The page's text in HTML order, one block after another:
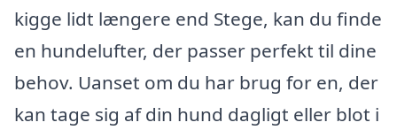
kigge lidt længere end Stege, kan du finde
en hundelufter, der passer perfekt til dine
behov. Uanset om du har brug for en, der
kan tage sig af din hund dagligt eller blot i